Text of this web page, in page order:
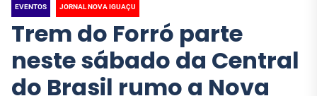
EVENTOS JORNAL NOVA IGUAÇU
Trem do Forró parte
neste sábado da Central
do Brasil rumo a Nova